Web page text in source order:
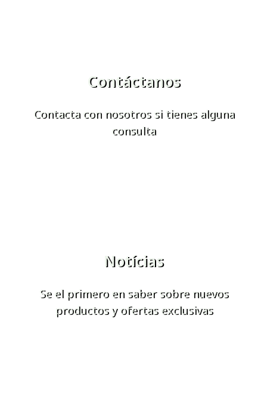
Contáctanos
Contacta con nosotros si tienes alguna
consulta
Notícias
Se el primero en saber sobre nuevos
productos y ofertas exclusivas